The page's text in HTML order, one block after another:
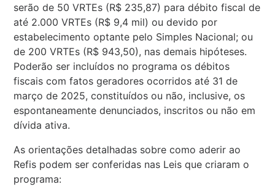
serão de 50 VRTEs (R$ 235,87) para débito fiscal de
até 2.000 VRTEs (R$ 9,4 mil) ou devido por
estabelecimento optante pelo Simples Nacional; ou
de 200 VRTEs (R$ 943,50), nas demais hipóteses.
Poderão ser incluídos no programa os débitos
fiscais com fatos geradores ocorridos até 31 de
março de 2025, constituídos ou não, inclusive, os
espontaneamente denunciados, inscritos ou não em
dívida ativa.
As orientações detalhadas sobre como aderir ao
Refis podem ser conferidas nas Leis que criaram o
programa: